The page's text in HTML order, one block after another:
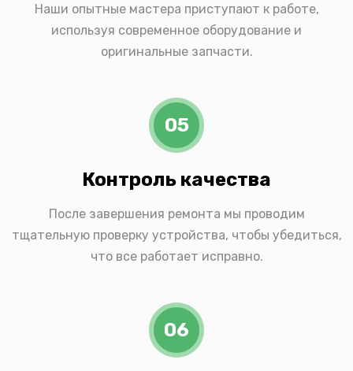
Наши опытные мастера приступают к работе,
используя современное оборудование и
оригинальные запчасти.
05
Контроль качества
После завершения ремонта мы проводим
тщательную проверку устройства, чтобы убедиться,
что все работает исправно.
06